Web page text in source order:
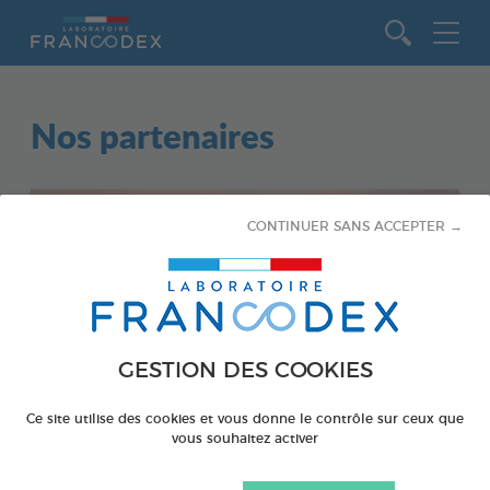
GESTION DES COOKIES
Ce site utilise des cookies et vous donne le contrôle sur ceux que
vous souhaitez activer
CONTINUER SANS ACCEPTER →
Nos partenaires
NOS ENGAGEMENTS